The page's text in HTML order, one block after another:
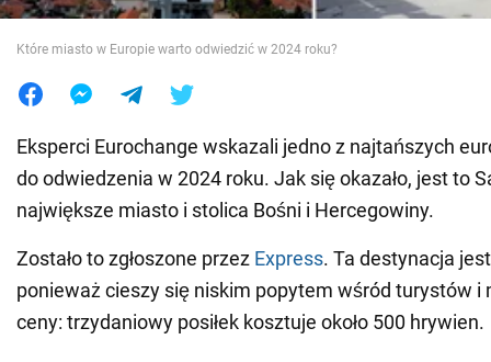
Jedzenie
Które miasto w Europie warto odwiedzić w 2024 roku?
Eksperci Eurochange wskazali jedno z najtańszych
do odwiedzenia w 2024 roku. Jak się okazało, jest to
największe miasto i stolica Bośni i Hercegowiny.
Zostało to zgłoszone przez Express. Ta destynacja
ponieważ cieszy się niskim popytem wśród turystów i
ceny: trzydaniowy posiłek kosztuje około 500 hrywien.